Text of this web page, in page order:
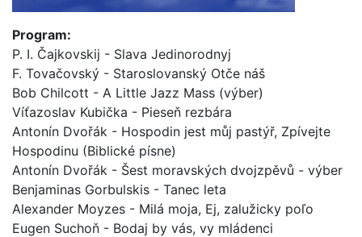
Program:
P. I. Čajkovskij - Slava Jedinorodnyj
F. Tovačovský - Staroslovanský Otče náš
Bob Chilcott - A Little Jazz Mass (výber)
Víťazoslav Kubička - Pieseň rezbára
Antonín Dvořák - Hospodin jest můj pastýř, Zpívejte
Hospodinu (Biblické písne)
Antonín Dvořák - Šest moravských dvojzpěvů - výber
Benjaminas Gorbulskis - Tanec leta
Alexander Moyzes - Milá moja, Ej, zalužicky poľo
Eugen Suchoň - Bodaj by vás, vy mládenci